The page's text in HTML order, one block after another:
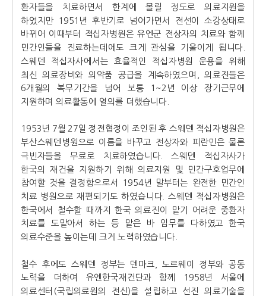
환자들을 치료하면서 한계에 몰릴 정도로 의료지원을
하였지만 1951년 후반기로 넘어가면서 전선이 소강상태로
바뀌어 이때부터 적십자병원은 유엔군 전상자의 치료와 함께
민간인들을 진료하는데에도 크게 관심을 기울이게 됩니다.
스웨덴 적십자사에서는 효율적인 적십자병원 운용을 위해
최신 의료장비와 의약품 공급을 계속하였으며, 의료진들은
6개월의 복무기간을 넘어 보통 1~2년 이상 장기근무에
지원하며 의료활동에 열의를 더했습니다.
1953년 7월 27일 정전협정이 조인된 후 스웨덴 적십자병원은
부산스웨덴병원으로 이름을 바꾸고 전상자와 피란민은 물론
극빈자들을 무료로 치료하였습니다. 스웨덴 적십자사가
한국의 재건을 지원하기 위해 의료지원 및 민간구호업무에
참여할 것을 결정함으로서 1954년 말부터는 완전한 민간인
치료 병원으로 재편되기도 하였습니다. 스웨덴 적십자병원은
한국에서 철수할 때까지 한국 의료진이 맡기 어려운 중환자
치료를 도맡아서 하는 등 맡은 바 임무를 다하였고 한국
의료수준을 높이는데 크게 노력하였습니다.
철수 후에도 스웨덴 정부는 덴마크, 노르웨이 정부와 공동
노력을 더하여 유엔한국재건단과 함께 1958년 서울에
의료센터(국립의료원의 전신)을 설립하고 선진 의료기술을